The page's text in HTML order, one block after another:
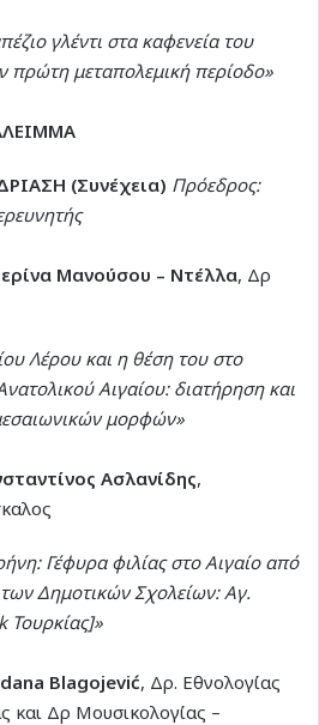
γλέντι στα καφενεία του
πρώτη μεταπολεμική περίοδο»
(Συνέχεια) Πρόεδρος:
Μανούσου – Ντέλλα, Δρ
Λέρου και η θέση του στο
Αιγαίου: διατήρηση και
μορφών»
Ασλανίδης,
Γέφυρα φιλίας στο Αιγαίο από
Δημοτικών Σχολείων: Αγ.
Τουρκίας]»
Blagojević, Δρ. Εθνολογίας
και Δρ Μουσικολογίας –